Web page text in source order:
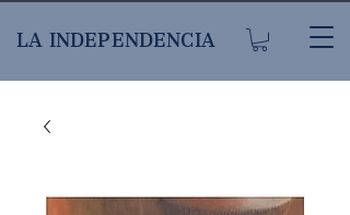
LA INDEPENDENCIA